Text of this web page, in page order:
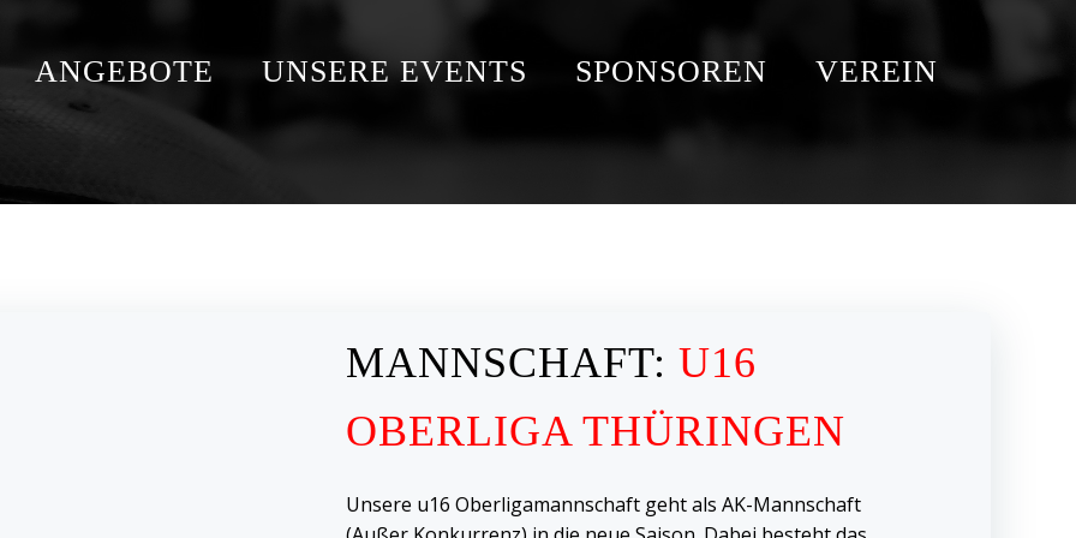
ANGEBOTE UNSERE EVENTS SPONSOREN VEREIN
MANNSCHAFT: U16
OBERLIGA THÜRINGEN
Unsere u16 Oberligamannschaft geht als AK-Mannschaft